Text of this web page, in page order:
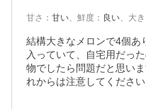
甘さ ： 甘い、 鮮度 ： 良い、 大
結構大きなメロンで4個あ
入っていて、自宅用だっ
物でしたら問題だと思い
れからは注意してください